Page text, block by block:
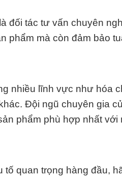
đối tác tư vấn chuyên
phẩm mà còn đảm bảo
nhiều lĩnh vực như hóa
Đội ngũ chuyên gia
phẩm phù hợp nhất với
quan trọng hàng đầu,